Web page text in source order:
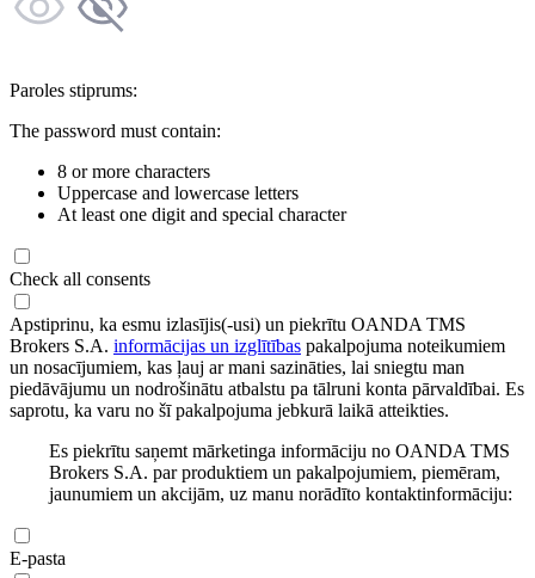
Paroles stiprums:
The password must contain:
8 or more characters
Uppercase and lowercase letters
At least one digit and special character
Check all consents
Apstiprinu, ka esmu izlasījis(-usi) un piekrītu OANDA TMS
Brokers S.A. informācijas un izglītības pakalpojuma noteikumiem
un nosacījumiem, kas ļauj ar mani sazināties, lai sniegtu man
piedāvājumu un nodrošinātu atbalstu pa tālruni konta pārvaldībai. Es
saprotu, ka varu no šī pakalpojuma jebkurā laikā atteikties.
Es piekrītu saņemt mārketinga informāciju no OANDA TMS
Brokers S.A. par produktiem un pakalpojumiem, piemēram,
jaunumiem un akcijām, uz manu norādīto kontaktinformāciju:
E-pasta